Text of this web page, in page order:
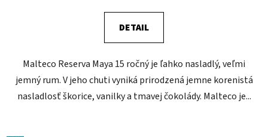
DETAIL
Malteco Reserva Maya 15 ročný je ľahko nasladlý, veľmi
jemný rum. V jeho chuti vyniká prirodzená jemne korenistá
nasladlosť škorice, vanilky a tmavej čokolády. Malteco je...